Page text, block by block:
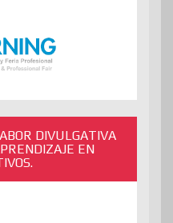
DIVULGATIVA
EN